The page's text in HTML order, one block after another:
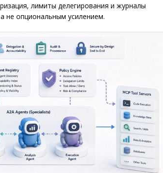
лимиты делегирования и журналы
не опциональным усилением.